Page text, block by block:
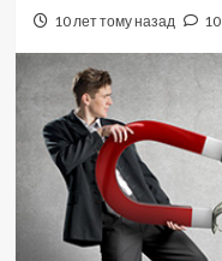
10 лет тому назад 10